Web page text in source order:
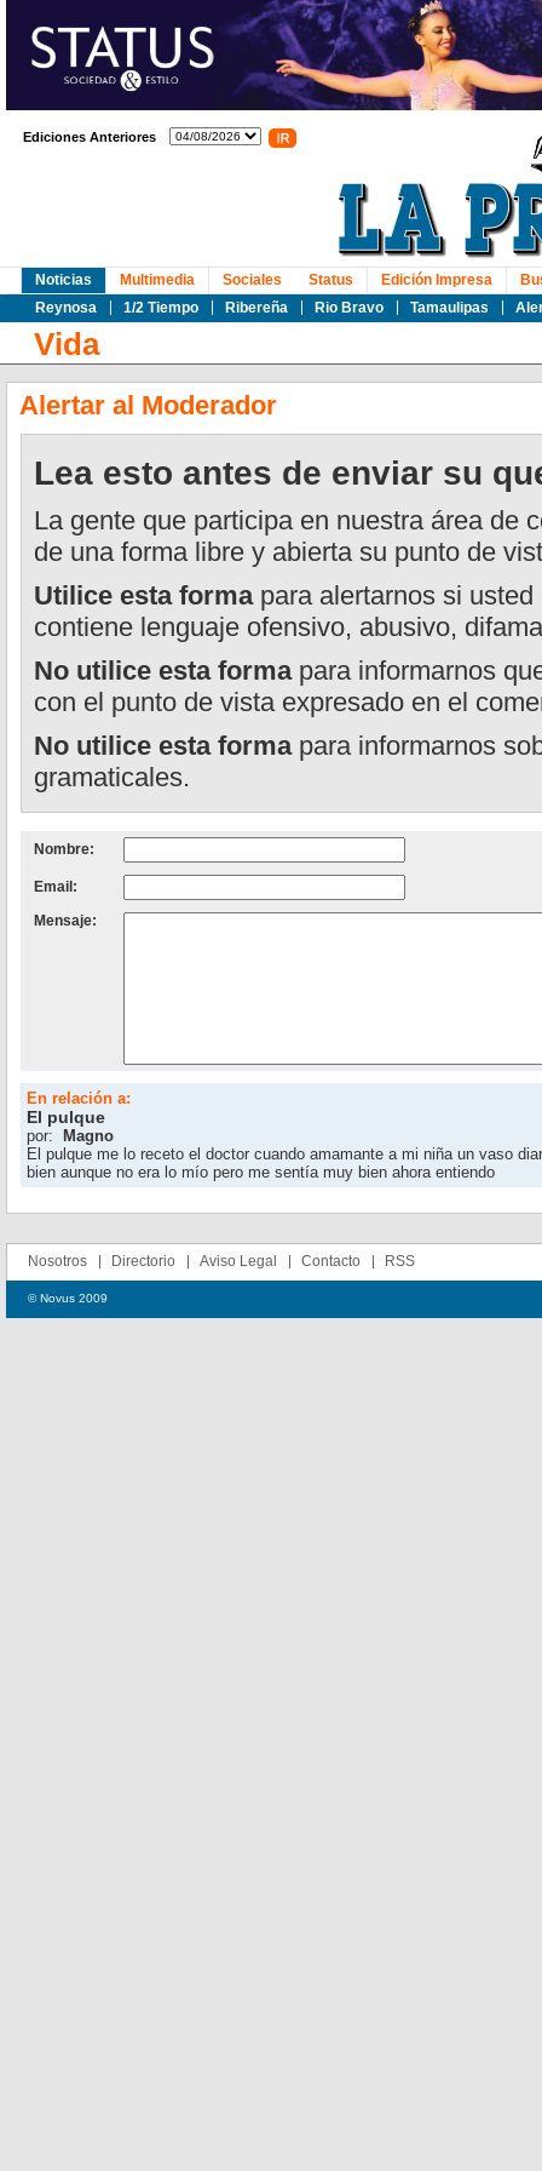
Ediciones Anteriores
Noticias
Reynosa
1/2 Tiempo Ribereña Rio Bravo Tamaulipas
Multimedia Sociales Status Edición Impresa
Vida
Alertar al Moderador
Lea esto antes de enviar su
La gente que participa en nuestra área de
de una forma libre y abierta su punto de
Utilice esta formapara alertarnos si usted
contiene lenguaje ofensivo, abusivo,
No utilice esta formapara informarnos
con el punto de vista expresado en el
No utilice esta formapara informarnos
gramaticales.
Nombre:
Email:
Mensaje:
En relación a:
El pulque
por:
Magno
El pulque me lo receto el doctor cuando amamante a mi niña un vaso
bien aunque no era lo mío pero me sentía muy bien ahora entiendo
Nosotros Directorio Aviso Legal Contacto RSS
© Novus 2009